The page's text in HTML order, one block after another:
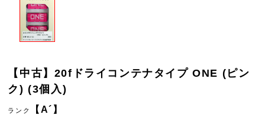
【中古】20fドライコンテナタイプ ONE (ピン
ク) (3個入)
ランク 【A´】